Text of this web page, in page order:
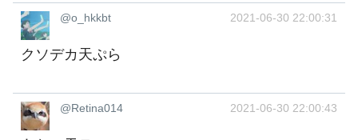
@o_hkkbt 2021-06-30 22:00:31
クソデカ天ぷら
@Retina014 2021-06-30 22:00:43